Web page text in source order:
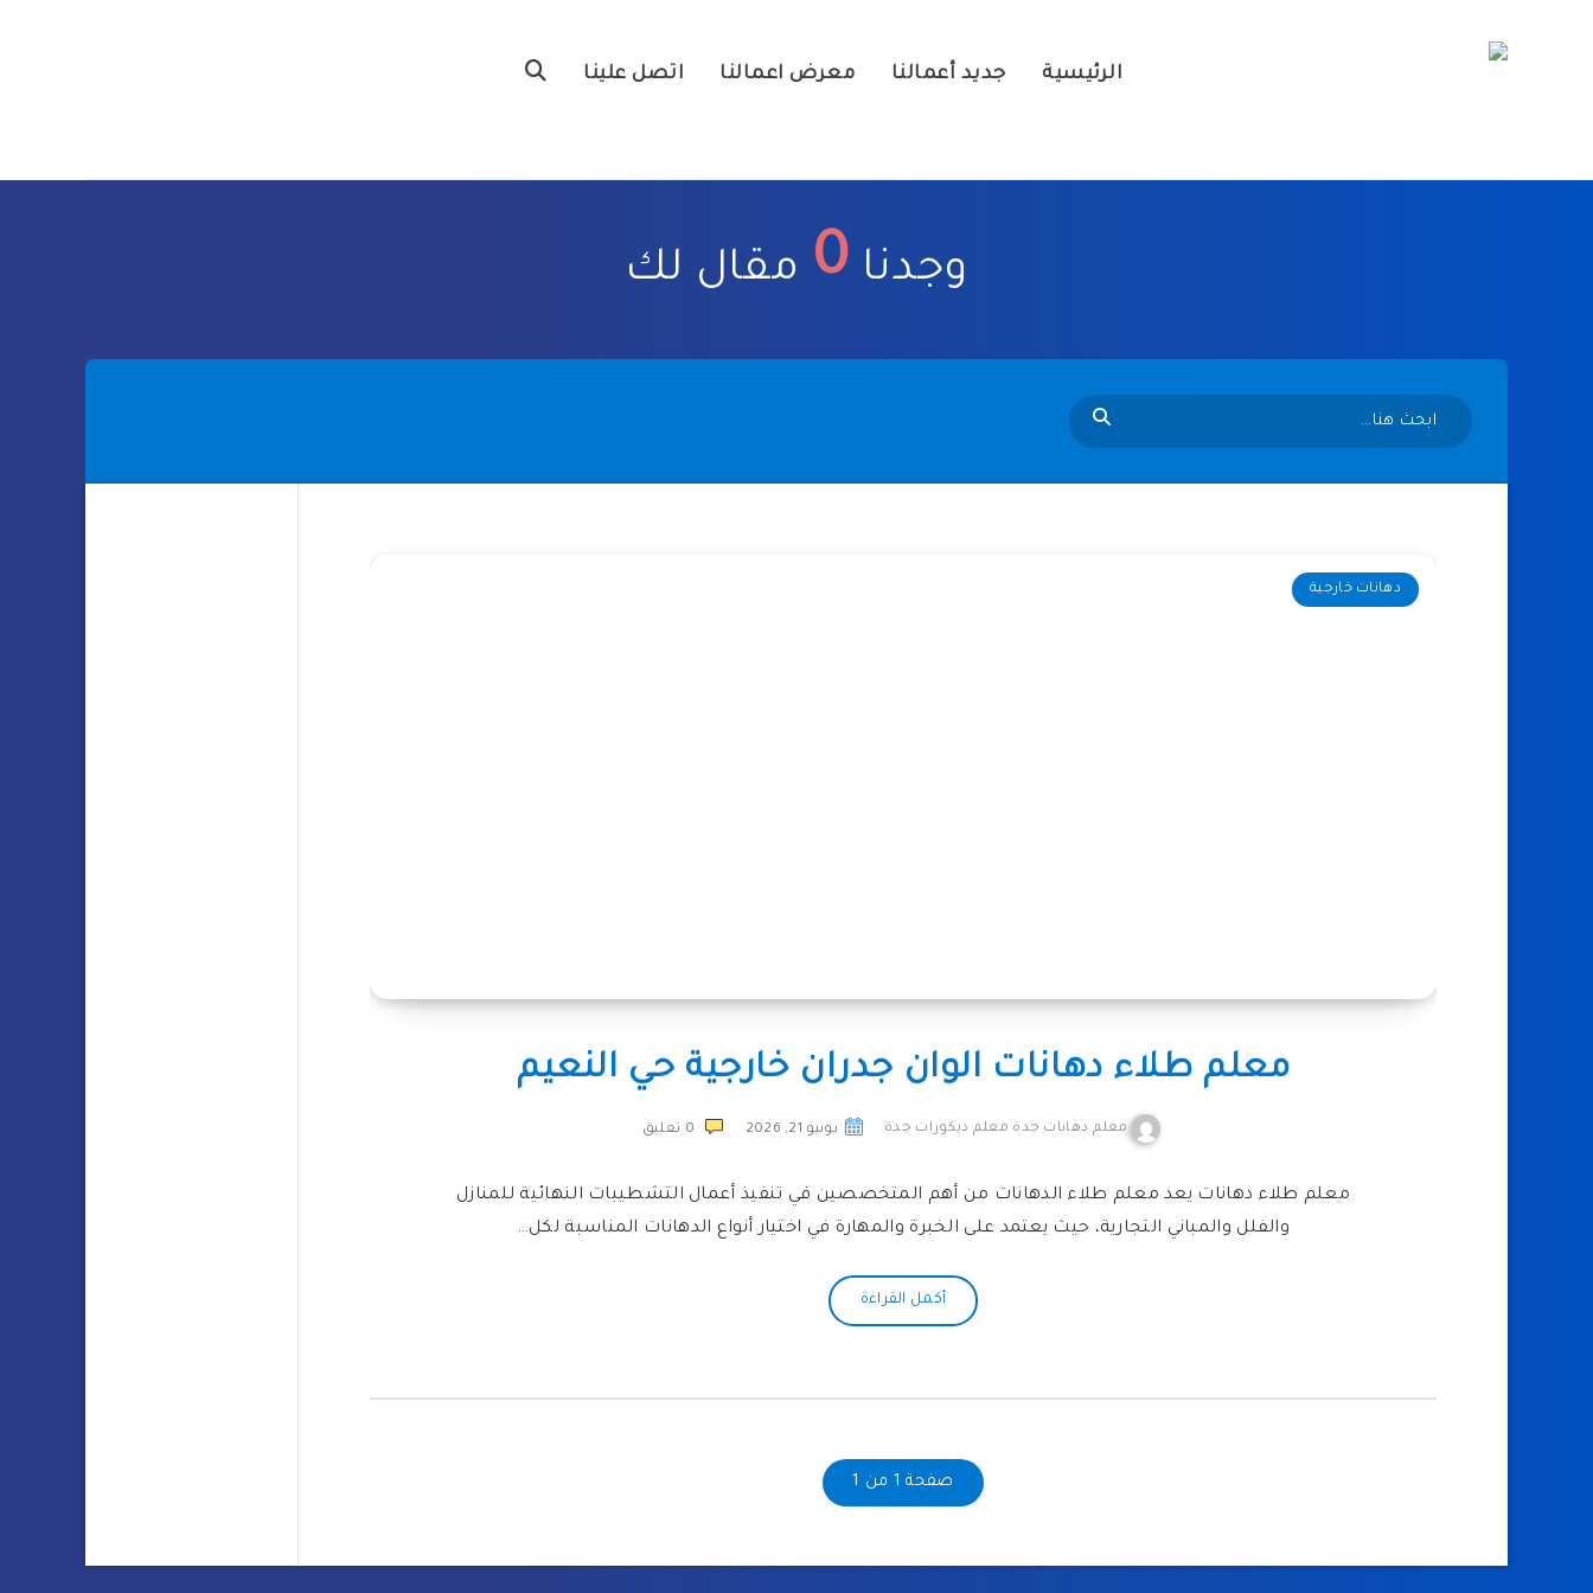
الرئيسية جديد أعمالنا معرض اعمالنا اتصل علينا
وجدنا 0 مقال لك
دهانات خارجية
معلم طلاء دهانات الوان جدران خارجية حي النعيم
معلم دهانات جدة معلم ديكورات جدة يونيو 21, 2026 0 تعليق
معلم طلاء دهانات يعد معلم طلاء الدهانات من أهم المتخصصين في تنفيذ أعمال التشطيبات النهائية للمنازل
والفلل والمباني التجارية، حيث يعتمد على الخبرة والمهارة في اختيار أنواع الدهانات المناسبة لكل…
أكمل القراءة
صفحة 1 من 1